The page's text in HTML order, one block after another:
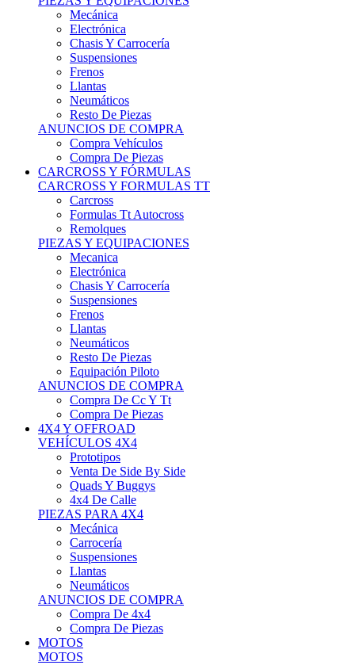
Electrónica
Chasis Y Carrocería
Suspensiones
Frenos
Llantas
Neumáticos
Resto De Piezas
ANUNCIOS DE COMPRA
Compra Vehículos
Compra De Piezas
CARCROSS Y FÓRMULAS
CARCROSS Y FORMULAS TT
Carcross
Formulas Tt Autocross
Remolques
PIEZAS Y EQUIPACIONES
Mecanica
Electrónica
Chasis Y Carrocería
Suspensiones
Frenos
Llantas
Neumáticos
Resto De Piezas
Equipación Piloto
ANUNCIOS DE COMPRA
Compra De Cc Y Tt
Compra De Piezas
4X4 Y OFFROAD
VEHÍCULOS 4X4
Prototipos
Venta De Side By Side
Quads Y Buggys
4x4 De Calle
PIEZAS PARA 4X4
Mecánica
Carrocería
Suspensiones
Llantas
Neumáticos
ANUNCIOS DE COMPRA
Compra De 4x4
Compra De Piezas
MOTOS
MOTOS
Motos De Circuito